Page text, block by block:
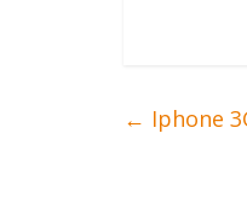
← Iphone